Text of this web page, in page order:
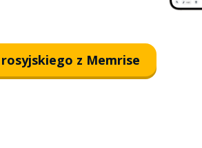
rosyjskiego z Memrise